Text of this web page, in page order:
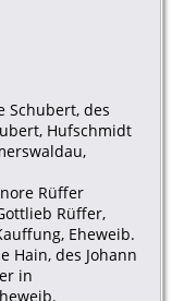
Schubert, des
Hufschmidt
Rüffer
Rüffer,
Eheweib.
Hain, des Johann
in